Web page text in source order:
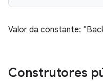
Valor da constante:
Construtores